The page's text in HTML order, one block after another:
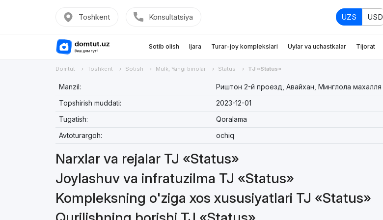
Toshkent Konsultatsiya UZS USD
Sotib olish Ijara Turar-joy komplekslari Uylar va uchastkalar Tijorat
Domtut Toshkent Sotish Mulk, Yangi binolar Status TJ «Status»
Manzil:
Риштон 2-й проезд, Авайхан, Минглола махалля
Topshirish muddati:
2023-12-01
Tugatish:
Qoralama
Avtoturargoh:
ochiq
Narxlar va rejalar TJ «Status»
Joylashuv va infratuzilma TJ «Status»
Kompleksning o'ziga xos xususiyatlari TJ «Status»